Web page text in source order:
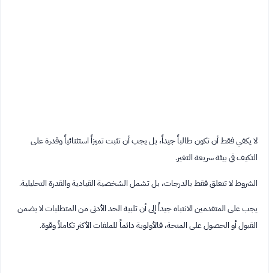
لا يكفي فقط أن تكون طالباً جيداً، بل يجب أن تثبت تميزاً استثنائياً وقدرة على
التكيف في بيئة سريعة التغير.
الشروط لا تتعلق فقط بالدرجات، بل تشمل الشخصية القيادية والقدرة التحليلية.
يجب على المتقدمين الانتباه جيداً إلى أن تلبية الحد الأدنى من المتطلبات لا يضمن
القبول أو الحصول على المنحة، فالأولوية دائماً للملفات الأكثر تكاملاً وقوة.